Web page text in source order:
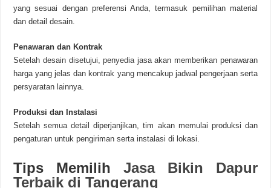
yang sesuai dengan preferensi Anda, termasuk pemilihan material
dan detail desain.
Penawaran dan Kontrak
Setelah desain disetujui, penyedia jasa akan memberikan penawaran
harga yang jelas dan kontrak yang mencakup jadwal pengerjaan serta
persyaratan lainnya.
Produksi dan Instalasi
Setelah semua detail diperjanjikan, tim akan memulai produksi dan
pengaturan untuk pengiriman serta instalasi di lokasi.
Tips Memilih Jasa Bikin Dapur
Terbaik di Tangerang